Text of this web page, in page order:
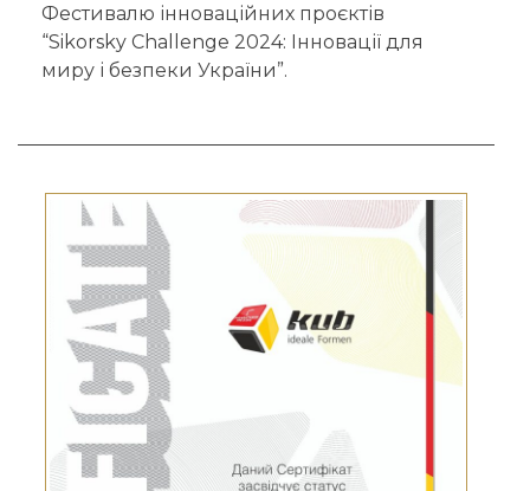
Фестивалю інноваційних проєктів
“Sikorsky Сhallenge 2024: Інновації для
миру і безпеки України”.